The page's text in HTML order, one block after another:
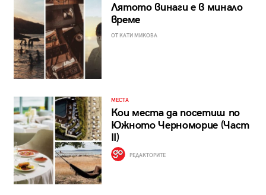
Лятото винаги е в минало
време
ОТ КАТИ МИКОВА
МЕСТА
Кои места да посетиш по
Южното Черноморие (Част
II)
РЕДАКТОРИТЕ